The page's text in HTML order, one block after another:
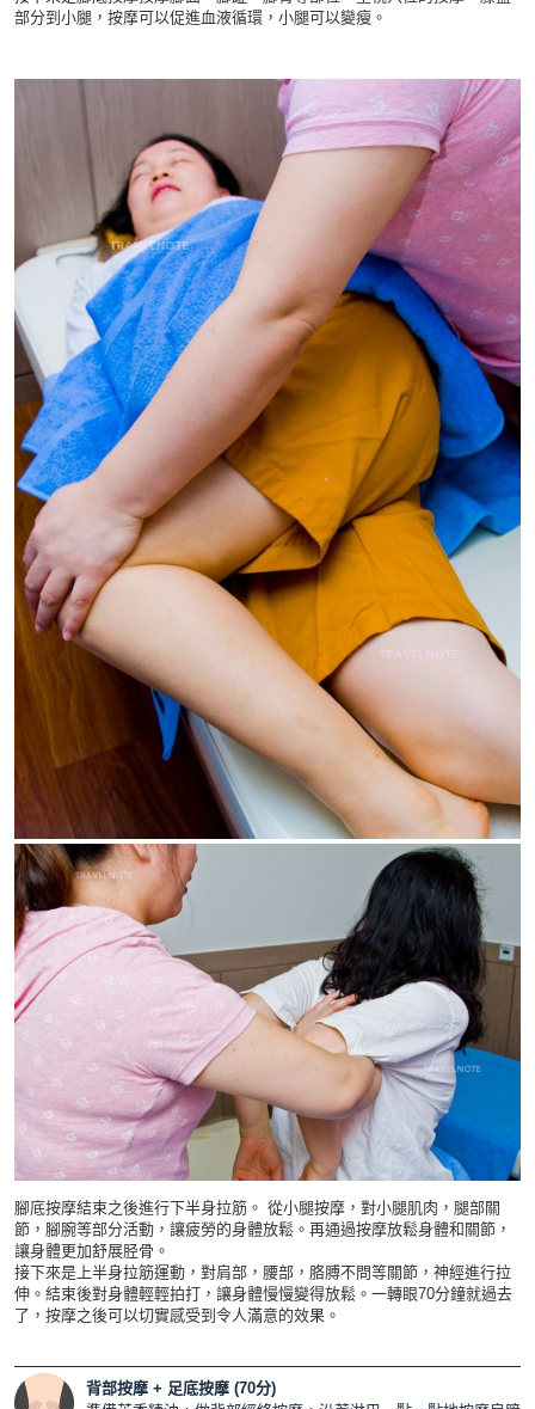
部分到小腿，按摩可以促進血液循環，小腿可以變瘦。
腳底按摩結束之後進行下半身拉筋。 從小腿按摩，對小腿肌肉，腿部關
節，腳腕等部分活動，讓疲勞的身體放鬆。再通過按摩放鬆身體和關節，
讓身體更加舒展胫骨。
接下來是上半身拉筋運動，對肩部，腰部，胳膊不問等關節，神經進行拉
伸。結束後對身體輕輕拍打，讓身體慢慢變得放鬆。一轉眼70分鐘就過去
了，按摩之後可以切實感受到令人滿意的效果。
背部按摩 + 足底按摩 (70分)